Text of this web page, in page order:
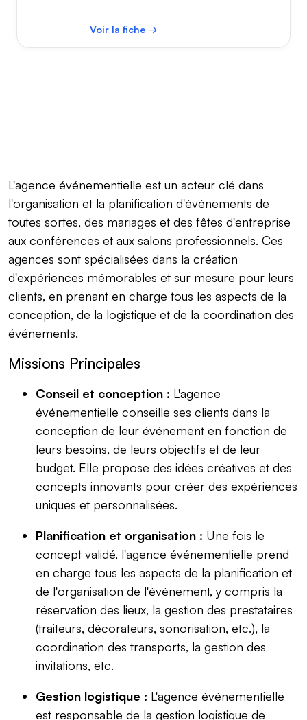
Voir la fiche →
L'agence événementielle est un acteur clé dans
l'organisation et la planification d'événements de
toutes sortes, des mariages et des fêtes d'entreprise
aux conférences et aux salons professionnels. Ces
agences sont spécialisées dans la création
d'expériences mémorables et sur mesure pour leurs
clients, en prenant en charge tous les aspects de la
conception, de la logistique et de la coordination des
événements.
Missions Principales
Conseil et conception : L'agence
événementielle conseille ses clients dans la
conception de leur événement en fonction de
leurs besoins, de leurs objectifs et de leur
budget. Elle propose des idées créatives et des
concepts innovants pour créer des expériences
uniques et personnalisées.
Planification et organisation : Une fois le
concept validé, l'agence événementielle prend
en charge tous les aspects de la planification et
de l'organisation de l'événement, y compris la
réservation des lieux, la gestion des prestataires
(traiteurs, décorateurs, sonorisation, etc.), la
coordination des transports, la gestion des
invitations, etc.
Gestion logistique : L'agence événementielle
est responsable de la gestion logistique de